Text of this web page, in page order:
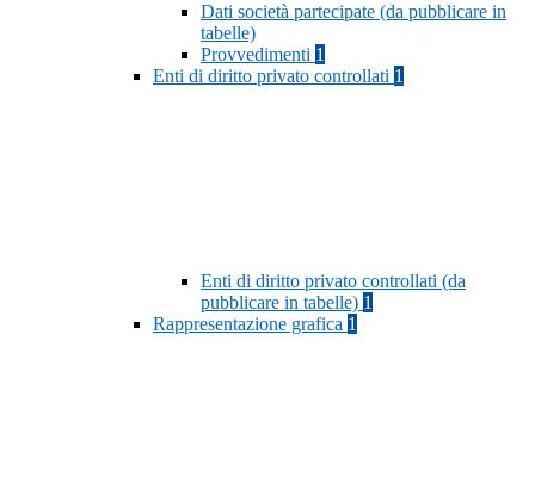
Dati società partecipate (da pubblicare in
tabelle)
Provvedimenti 1
Enti di diritto privato controllati 1
Enti di diritto privato controllati (da
pubblicare in tabelle) 1
Rappresentazione grafica 1